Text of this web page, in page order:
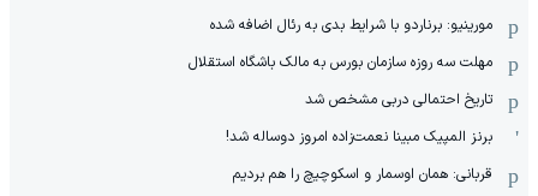
مورینیو: برناردو با شرایط بدی به رئال اضافه شده
مهلت سه روزه سازمان بورس به مالک باشگاه استقلال
تاریخ احتمالی دربی مشخص شد
برنز المپیک مبینا نعمت‌زاده امروز دوساله شد!
قربانی: همان اوسمار و اسکوچیچ را هم بردیم